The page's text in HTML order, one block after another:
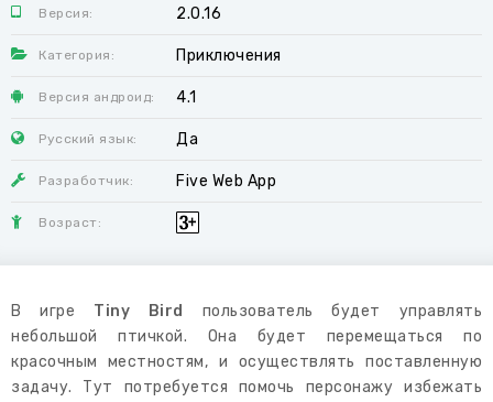
Версия: 2.0.16
Категория: Приключения
Версия андроид: 4.1
Русский язык: Да
Разработчик: Five Web App
Возраст:
В игре Tiny Bird
пользователь будет управлять
небольшой птичкой. Она будет перемещаться по
красочным местностям, и осуществлять поставленную
задачу. Тут потребуется помочь персонажу избежать